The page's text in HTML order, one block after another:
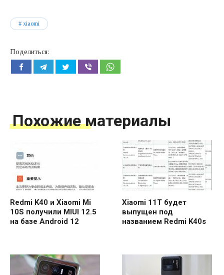
xiaomi
Поделиться:
Похожие материалы
Redmi K40 и Xiaomi Mi
10S получили MIUI 12.5
на базе Android 12
Xiaomi 11T будет
выпущен под
названием Redmi K40s